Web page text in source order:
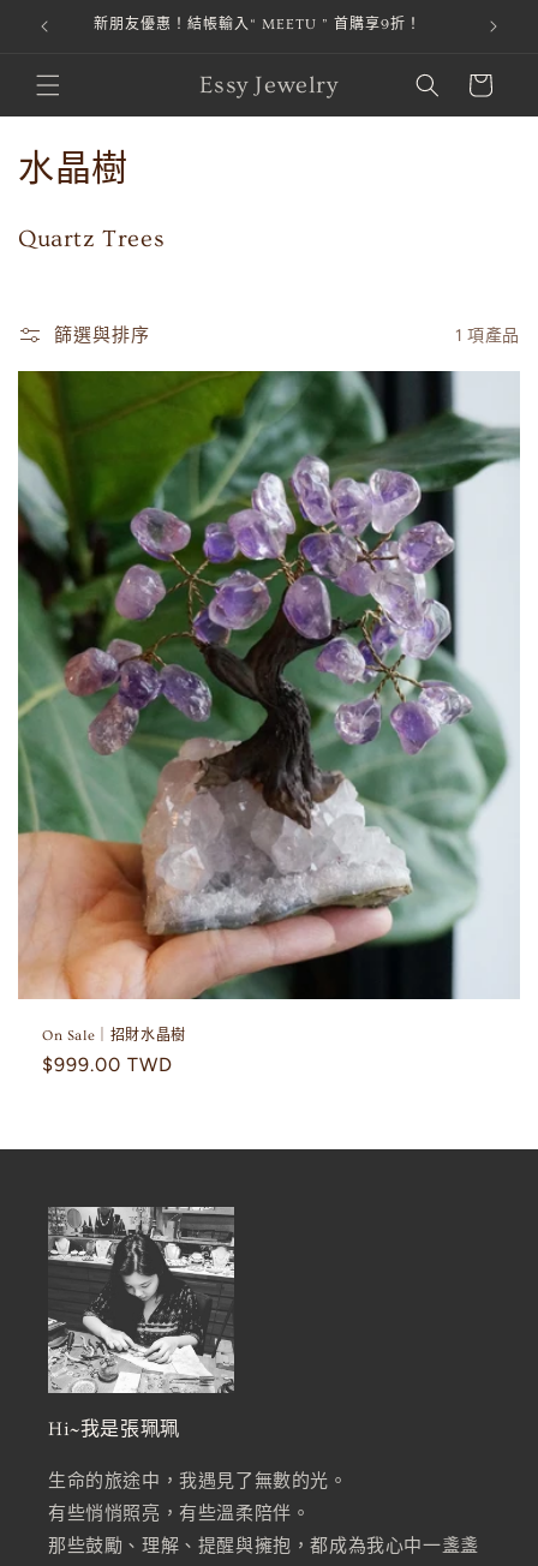
跳至內容新朋友優惠！結帳輸入“ MEETU ” 首購享9折！ 本站金
Essy Jewelry
物
車
商
系
水晶樹
Quartz Trees
篩選與排序 1 項產品
On Sale｜招財水晶樹
定
$999.00 TWD
Hi~我是張珮珮
生命的旅途中，我遇見了無數的光。
有些悄悄照亮，有些溫柔陪伴。
那些鼓勵、理解、提醒與擁抱，都成為我心中一盞盞